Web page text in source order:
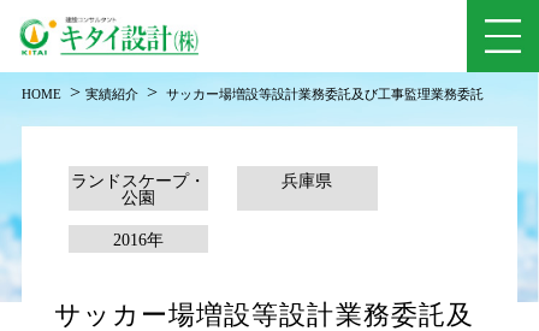
HOME > 実績紹介 > サッカー場増設等設計業務委託及び工事監理業務委託
ランドスケープ・
公園
兵庫県
2016年
サッカー場増設等設計業務委託及